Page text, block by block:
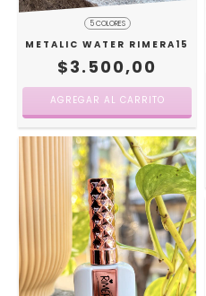
5 COLORES
METALIC WATER RIMERA15
$3.500,00
AGREGAR AL CARRITO